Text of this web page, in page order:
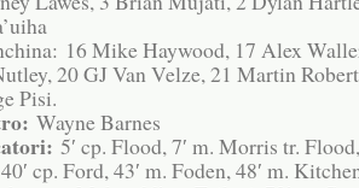
16 Mike Haywood, 17 Alex
20 GJ Van Velze, 21 Martin
Pisi.
Wayne Barnes
5′ cp. Flood, 7′ m. Morris tr.
cp. Ford, 43′ m. Foden, 48′ m.